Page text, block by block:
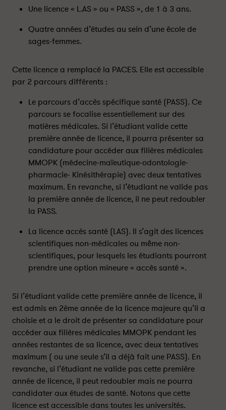
Une licence « L.AS » ou « PASS », de 1 à 3 ans.
Quatre années d’études au sein d’une école de
sages-femmes.
Cette licence a remplacé la PACES. Elle est accessible
par 2 parcours différents :
Le parcours d’accès spécifique santé (PASS). Ce
parcours se focalise essentiellement sur des
matières médicales. Si l’étudiant valide cette
première année de licence, il pourra présenter sa
candidature pour accéder aux filières médicales
MMOPK (médecine-maïeutique-odontologie-
pharmacie- Kinésithérapie) avec deux tentatives
maximum. En revanche, si l’étudiant ne valide pas
la première année de licence, il ne peut redoubler
la PASS.
La licence accès santé (LAS). Il s’agit des licences
scientifiques non-médicales ou même non-
scientifiques, pour lesquels les étudiants pourront
prendre une option mineure « accès santé ».
Si l’étudiant valide cette première année de licence, il
est admis en 2ème année de la licence majeure qu’il a
choisie et a le droit de présenter sa candidature pour
accéder aux filières médicales MMOPK pendant les
années restantes de sa licence, avec deux tentatives
maximum ( ou une seule s’il a déjà fait une PASS). En
revanche, si l’étudiant ne valide pas cette première
année de licence, il peut redoubler mais ne pourra
candidater aux études de santé. Notons que cette
licence est accessible dans toutes les universités.